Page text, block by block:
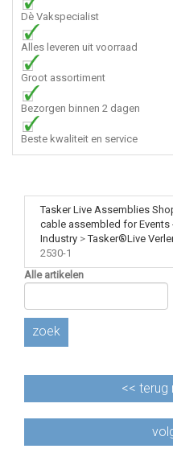
Dè Vakspecialist
Alles leveren uit voorraad
Groot assortiment
Bezorgen binnen 2 dagen
Beste kwaliteit en service
Tasker Live Assemblies
cable assembled for
Industry >Tasker®Live
2530-1
Alle artikelen
zoek
<< terug